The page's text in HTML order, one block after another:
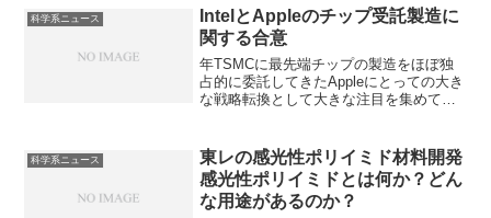
ーザーを当ててイオン化する方法で、、
巨大な分子を壊さず1価イオンとして測定
できるという特徴があります。1価イオン
として測定できる利点やマトリックスと
は何か知ることができます。
科学系ニュース
IntelとAppleのチップ受託製造に
関する合意
年TSMCに最先端チップの製造をほぼ独
占的に委託してきたAppleにとっての大き
な戦略転換として大きな注目を集めてい
ことができます。
科学系ニュース
東レの感光性ポリイミド材料開発
感光性ポリイミドとは何か？どん
な用途があるのか？